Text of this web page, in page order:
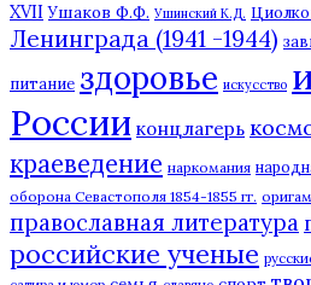
XVII Ушаков Ф.Ф. Ушинский К.Д.
Ленинграда (1941 -1944)
питание здоровье искусство
России концлагерь
краеведение наркомания
оборона Севастополя 1854-1855 гг.
православная литература
российские ученые